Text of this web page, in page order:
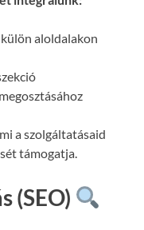
aloldalakon
a szolgáltatásaid
támogatja.
(SEO)